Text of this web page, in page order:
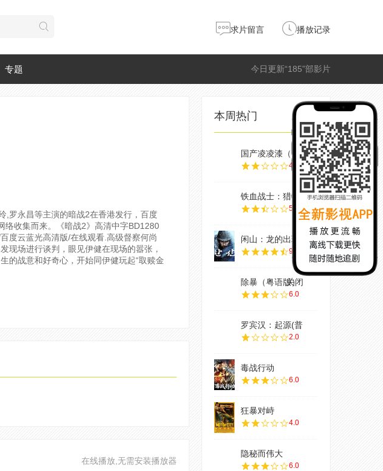
求片留言 播放记录
今日更新“185”部影片
专题
,罗永昌等主演的暗战2在香港发行，百度
络收集而来。《暗战2》高清中字BD1280
度云蓝光高清版/在线观看. 高级督察何尚
现场进行谈判，眼见伊健在现场的嚣张，
的战意和好奇心，开始同伊健玩起“取赎金
在线播放,无需安装播放器
本周热门
国产凌凌漆（粤语
4.0
铁血战士：猎物
5.0
闲山：龙的出现
9.0
除暴（粤语版）
6.0
罗宾汉：起源(普
2.0
毒战行动
6.0
狂暴对峙
4.0
隐秘而伟大
6.0
关闭